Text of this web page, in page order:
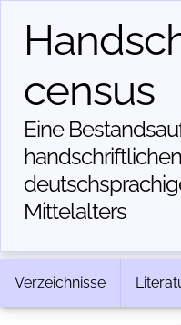
census
Eine
Mittelalters
Verzeichnisse